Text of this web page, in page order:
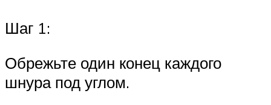
Шаг 1:
Обрежьте один конец каждого
шнура под углом.